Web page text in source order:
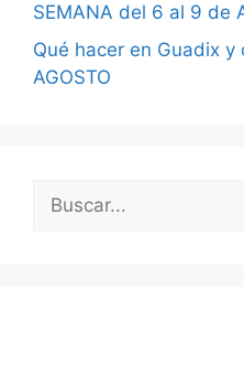
SEMANA del 6 al 9 de
Qué hacer en Guadix
AGOSTO